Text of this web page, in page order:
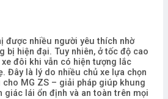
được nhiều người yêu thích nhờ
bị hiện đại. Tuy nhiên, ở tốc độ cao
đôi khi vẫn có hiện tượng lắc
Đây là lý do nhiều chủ xe lựa chọn
MG ZS – giải pháp giúp khung
giác lái ổn định và an toàn trên mọi